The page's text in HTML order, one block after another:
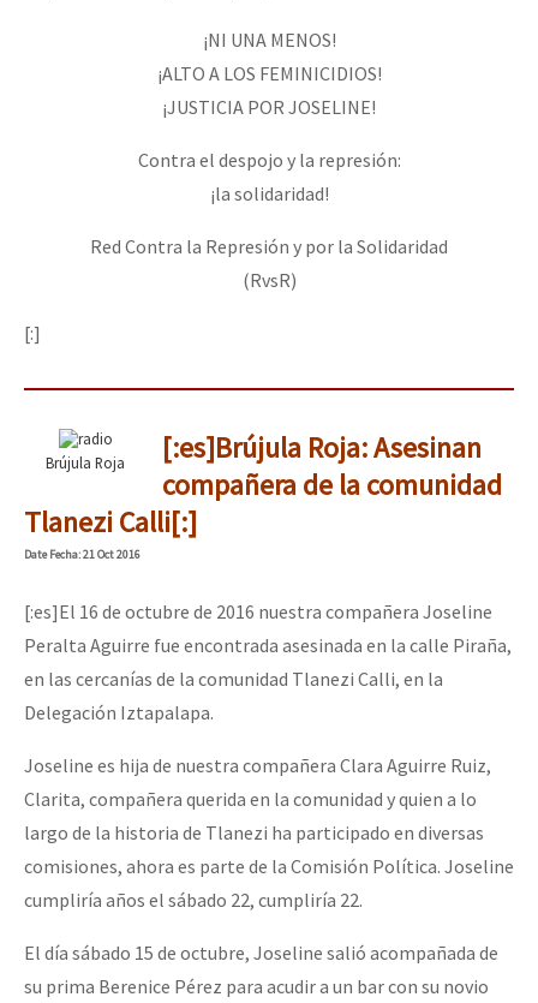
¡NI UNA MENOS!
¡ALTO A LOS FEMINICIDIOS!
¡JUSTICIA POR JOSELINE!
Contra el despojo y la represión:
¡la solidaridad!
Red Contra la Represión y por la Solidaridad
(RvsR)
[:]
Brújula Roja
[:es]Brújula Roja: Asesinan
compañera de la comunidad
Tlanezi Calli[:]
DateFecha: 21 Oct 2016
[:es]El 16 de octubre de 2016 nuestra compañera Joseline
Peralta Aguirre fue encontrada asesinada en la calle Piraña,
en las cercanías de la comunidad Tlanezi Calli, en la
Delegación Iztapalapa.
Joseline es hija de nuestra compañera Clara Aguirre Ruiz,
Clarita, compañera querida en la comunidad y quien a lo
largo de la historia de Tlanezi ha participado en diversas
comisiones, ahora es parte de la Comisión Política. Joseline
cumpliría años el sábado 22, cumpliría 22.
El día sábado 15 de octubre, Joseline salió acompañada de
su prima Berenice Pérez para acudir a un bar con su novio